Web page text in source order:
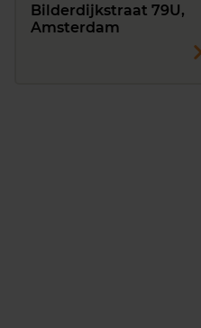
Bilderdijkstraat 79U,
Amsterdam